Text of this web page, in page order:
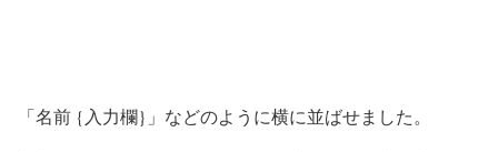
「名前 {入力欄}」などのように横に並ばせました。